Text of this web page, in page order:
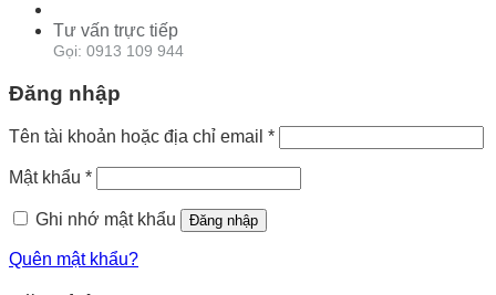
Tư vấn trực tiếp
Gọi: 0913 109 944
Đăng nhập
Tên tài khoản hoặc địa chỉ email *
Mật khẩu *
Ghi nhớ mật khẩu Đăng nhập
Quên mật khẩu?